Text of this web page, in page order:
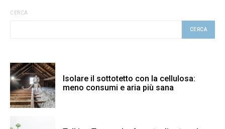
CERCA
CERCA
Isolare il sottotetto con la cellulosa:
meno consumi e aria più sana